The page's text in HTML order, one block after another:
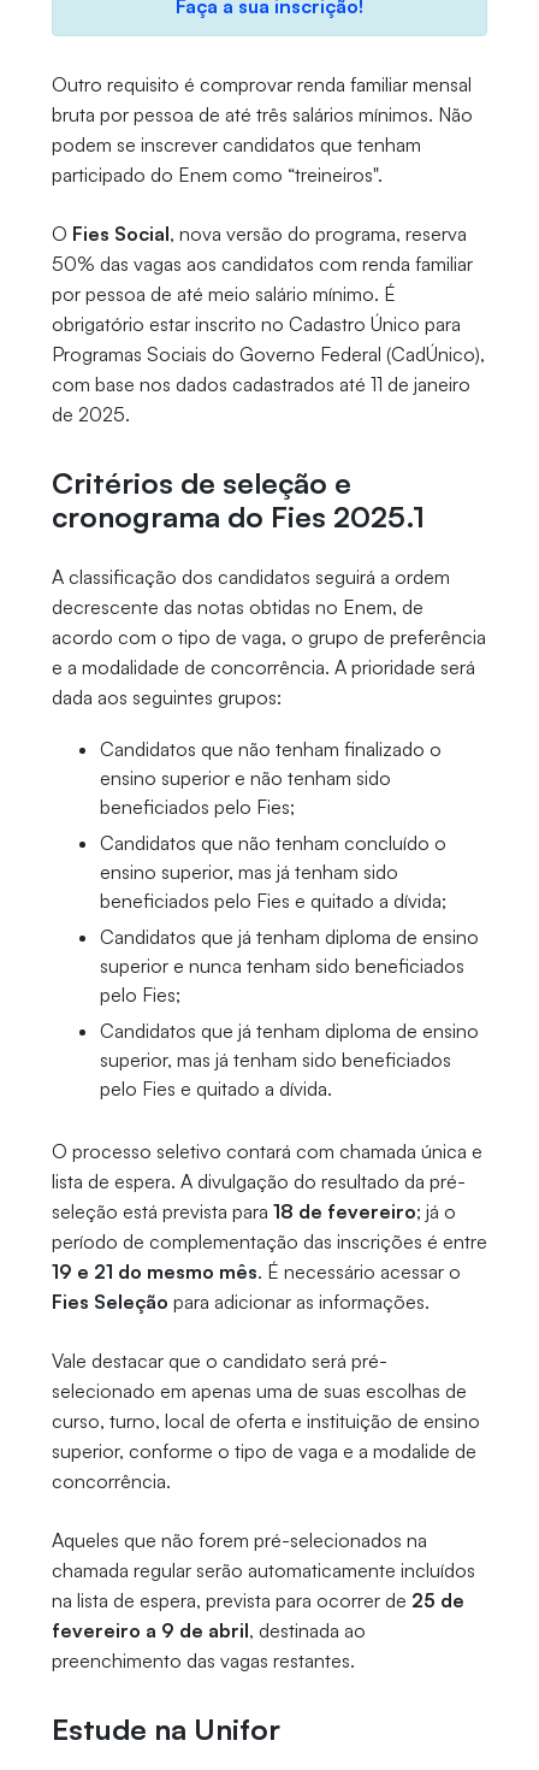
Faça a sua inscrição!
Outro requisito é comprovar renda familiar mensal
bruta por pessoa de até três salários mínimos. Não
podem se inscrever candidatos que tenham
participado do Enem como “treineiros".
O Fies Social, nova versão do programa, reserva
50% das vagas aos candidatos com renda familiar
por pessoa de até meio salário mínimo. É
obrigatório estar inscrito no Cadastro Único para
Programas Sociais do Governo Federal (CadÚnico),
com base nos dados cadastrados até 11 de janeiro
de 2025.
Critérios de seleção e
cronograma do Fies 2025.1
A classificação dos candidatos seguirá a ordem
decrescente das notas obtidas no Enem, de
acordo com o tipo de vaga, o grupo de preferência
e a modalidade de concorrência. A prioridade será
dada aos seguintes grupos:
Candidatos que não tenham finalizado o
ensino superior e não tenham sido
beneficiados pelo Fies;
Candidatos que não tenham concluído o
ensino superior, mas já tenham sido
beneficiados pelo Fies e quitado a dívida;
Candidatos que já tenham diploma de ensino
superior e nunca tenham sido beneficiados
pelo Fies;
Candidatos que já tenham diploma de ensino
superior, mas já tenham sido beneficiados
pelo Fies e quitado a dívida.
O processo seletivo contará com chamada única e
lista de espera. A divulgação do resultado da pré-
seleção está prevista para 18 de fevereiro; já o
período de complementação das inscrições é entre
19 e 21 do mesmo mês. É necessário acessar o
Fies Seleção para adicionar as informações.
Vale destacar que o candidato será pré-
selecionado em apenas uma de suas escolhas de
curso, turno, local de oferta e instituição de ensino
superior, conforme o tipo de vaga e a modalide de
concorrência.
Aqueles que não forem pré-selecionados na
chamada regular serão automaticamente incluídos
na lista de espera, prevista para ocorrer de 25 de
fevereiro a 9 de abril, destinada ao
preenchimento das vagas restantes.
Estude na Unifor